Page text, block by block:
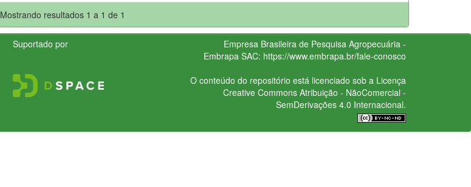
Mostrando resultados 1 a 1 de 1
Suportado por
Empresa Brasileira de Pesquisa Agropecuária -
Embrapa SAC: https://www.embrapa.br/fale-conosco
O conteúdo do repositório está licenciado sob a Licença
Creative CommonsAtribuição - NãoComercial -
SemDerivações 4.0 Internacional.